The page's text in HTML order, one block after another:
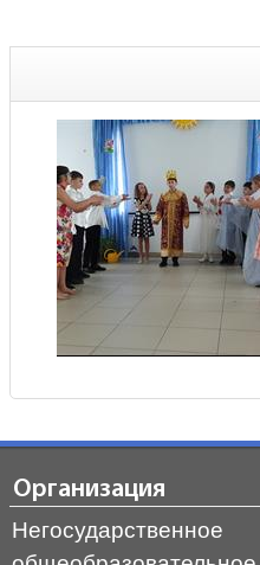
Организация
Негосударственное